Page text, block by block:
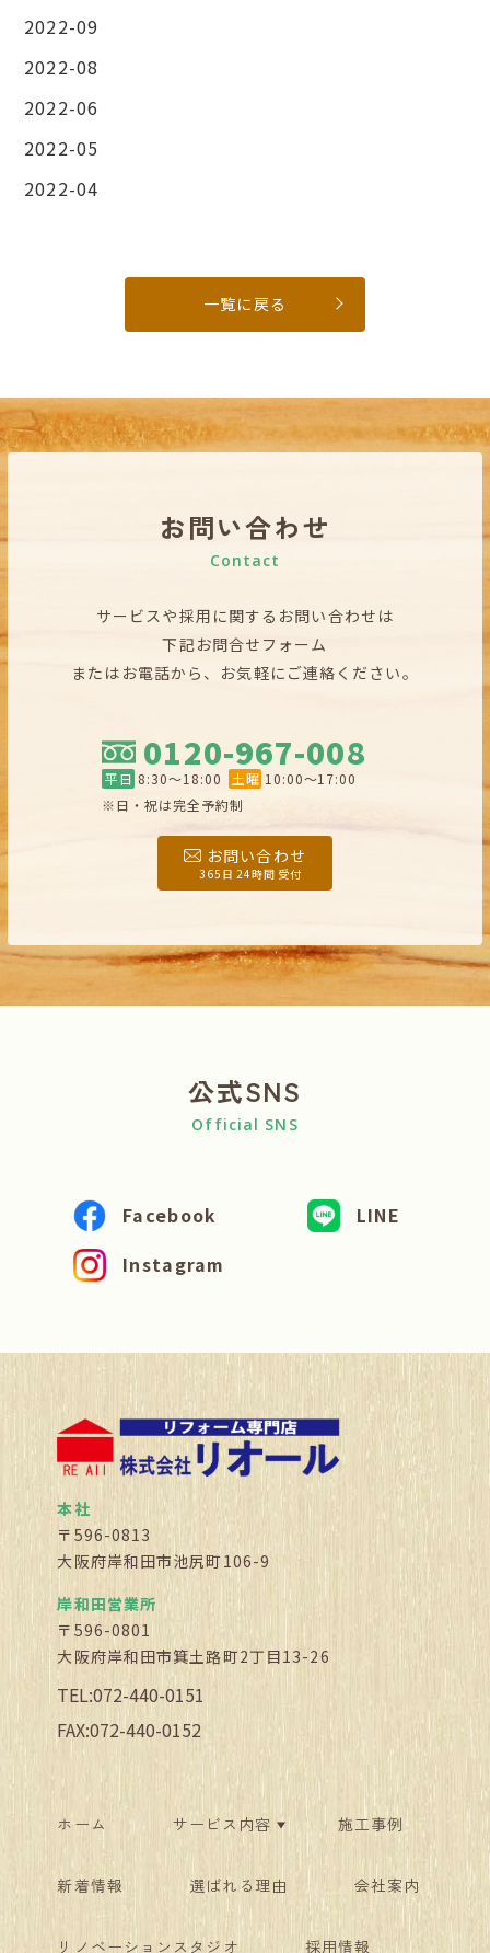
2022-09
2022-08
2022-06
2022-05
2022-04
一覧に戻る
お問い合わせ
Contact
サービスや採用に関するお問い合わせは
下記お問合せフォーム
またはお電話から、お気軽にご連絡ください。
0120-967-008
平日 8:30〜18:00 土曜 10:00〜17:00
※日・祝は完全予約制
お問い合わせ
365日 24時間 受付
公式SNS
Official SNS
Facebook
LINE
Instagram
本社
〒596-0813
大阪府岸和田市池尻町106-9
岸和田営業所
〒596-0801
大阪府岸和田市箕土路町2丁目13-26
TEL:072-440-0151
FAX:072-440-0152
ホーム サービス内容 施工事例
新着情報 選ばれる理由 会社案内
リノベーションスタジオ 採用情報